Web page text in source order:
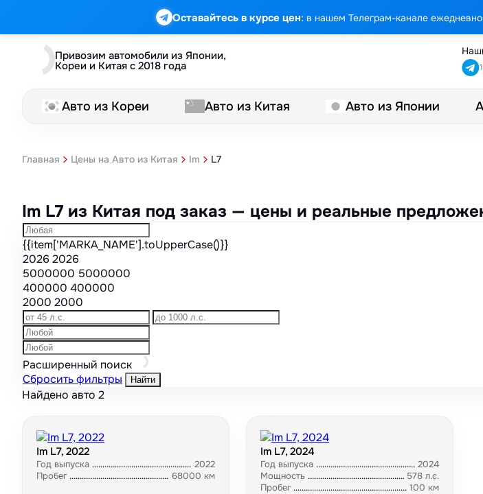
Оставайтесь в курсе цен: в нашем Телеграм-канале
Привозим автомобили из Японии,
Кореи и Китая с 2018 года
Авто из Кореи Авто из Китая Авто из Японии
Главная Цены на Авто из Китая Im L7
Im L7 из Китая под заказ — цены и реальные
{{item['MARKA_NAME'].toUpperCase()}}
2026 2026
5000000 5000000
400000 400000
2000 2000
Расширенный поиск
Сбросить фильтры
Найти
Найдено авто 2
Im L7, 2022
Год выпуска
2022
Пробег
68000 км
Im L7, 2024
Год выпуска
2024
Мощность
578 л.с.
Пробег
100 км